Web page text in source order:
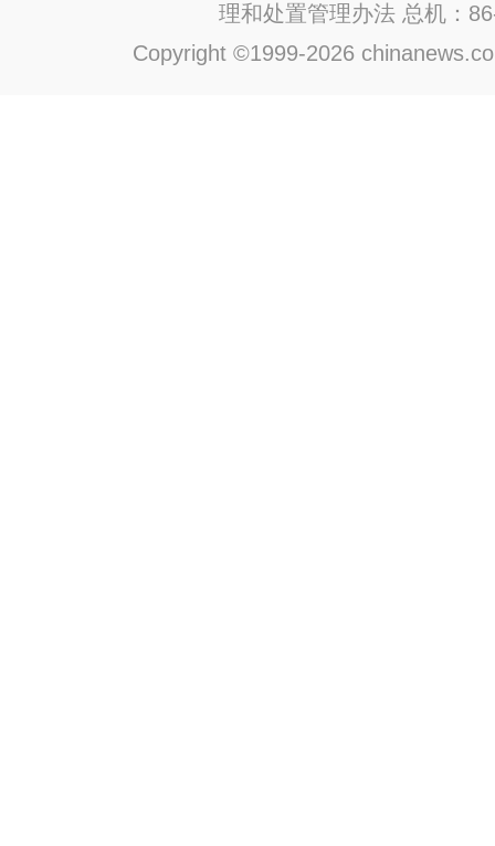
理和处置管理办法 总机：
Copyright ©1999-2026